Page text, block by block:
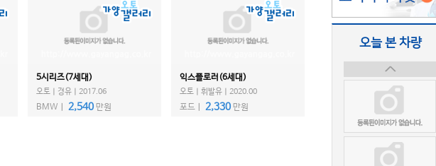
5시리즈(7세대)
오토ㅣ경유ㅣ2017.06
BMWㅣ 2,540 만원
익스플로러(6세대)
오토ㅣ휘발유ㅣ2020.00
포드ㅣ 2,330 만원
오늘 본 차량